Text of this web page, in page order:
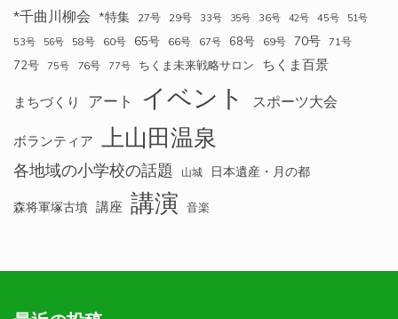
*千曲川柳会 *特集 27号 29号 33号 35号 36号 42号 45号
51号
53号
56号 58号 60号 65号 66号 67号 68号 69号 70号 71号
72号 75号 76号 77号 ちくま未来戦略サロン ちくま百景
まちづくり アート イベント スポーツ大会
ボランティア 上山田温泉
各地域の小学校の話題 山城 日本遺産・月の都
森将軍塚古墳 講座 講演 音楽